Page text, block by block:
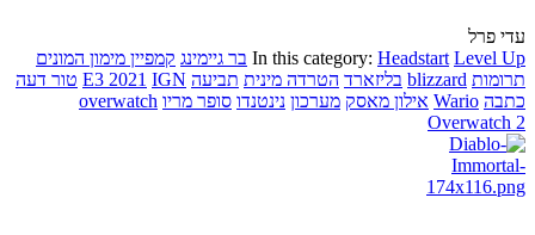
עדי פרל
In this category: Headstart Level Up בר גיימינג קמפיין מימון המונים
תרומות blizzard בליזארד הטרדה מינית תביעה E3 2021 IGN
טור דעה
כתבה Wario אילון מאסק מערכון נינטנדו סופר מריו overwatch
Overwatch 2